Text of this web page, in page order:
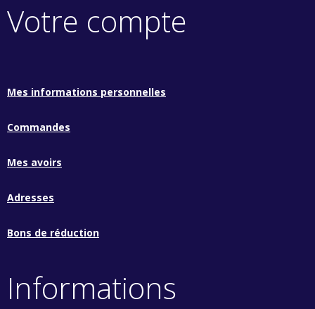
Votre compte
Mes informations personnelles
Commandes
Mes avoirs
Adresses
Bons de réduction
Informations